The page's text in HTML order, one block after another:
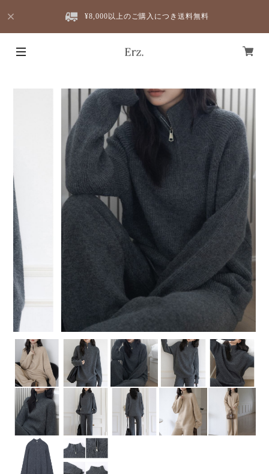
¥8,000以上のご購入につき送料無料